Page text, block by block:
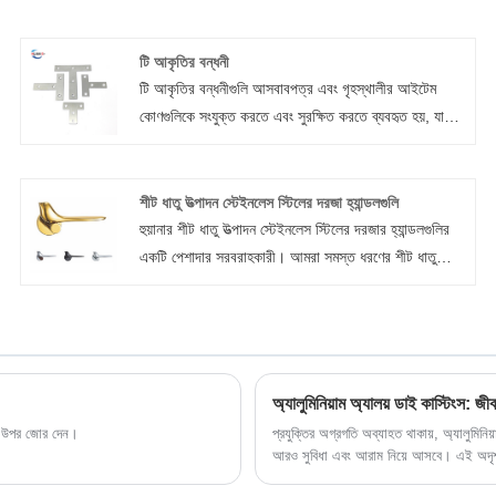
টি আকৃতির বন্ধনী
টি আকৃতির বন্ধনীগুলি আসবাবপত্র এবং গৃহস্থালীর আইটেম
কোণগুলিকে সংযুক্ত করতে এবং সুরক্ষিত করতে ব্যবহৃত হয়, যা
দস্তা-ধাতুপট্টাবৃত ফিনিস সঙ্গে ইস্পাত T আকৃতি বন্ধনী দ্বারা
প্রদান করা যেতে পারে. এটি সিলভারে পাওয়া যায়, যা বেশিরভাগ
বাড়ির সাজসজ্জার সাথে ভাল যায়।
শীট ধাতু উত্পাদন স্টেইনলেস স্টিলের দরজা হ্যান্ডলগুলি
হুয়ানার শীট ধাতু উত্পাদন স্টেইনলেস স্টিলের দরজার হ্যান্ডলগুলির
একটি পেশাদার সরবরাহকারী। আমরা সমস্ত ধরণের শীট ধাতু
উপর জোর দেন।
অ্যালুমিনিয়াম অ্যালয় ডাই কাস্টিংস:
প্রযুক্তির অগ্রগতি অব্যাহত থাকায়,
আরও সুবিধা এবং আরাম নিয়ে আসবে। এই অদৃশ্য